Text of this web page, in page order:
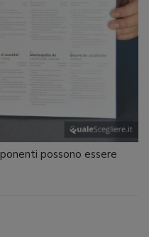
possono essere